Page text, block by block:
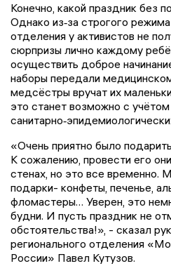
Конечно, какой праздник без
Однако из‑за строгого
отделения у активистов не
сюрпризы лично каждому
осуществить доброе
наборы передали
медсёстры вручат их
это станет возможно с
«Очень приятно было
К сожалению, провести его
стенах, но это все временно.
подарки- конфеты, печенье,
фломастеры… Уверен, это
будни. И пусть праздник не
обстоятельства!», - сказал
регионального отделения
России» Павел Кутузов.